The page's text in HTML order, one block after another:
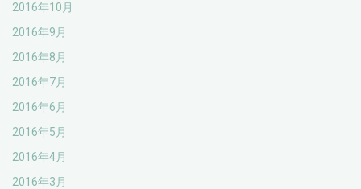
2016年10月
2016年9月
2016年8月
2016年7月
2016年6月
2016年5月
2016年4月
2016年3月